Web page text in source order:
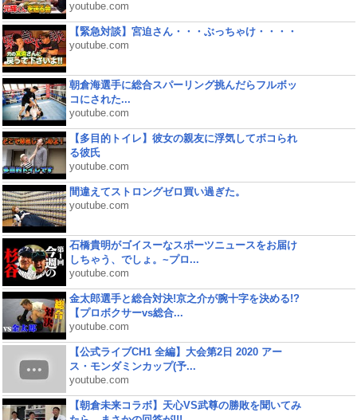
youtube.com
【緊急対談】宮迫さん・・・ぶっちゃけ・・・・
youtube.com
朝倉海選手に総合スパーリング挑んだらフルボッ
コにされた...
youtube.com
【多目的トイレ】彼女の親友に浮気してボコられ
る彼氏
youtube.com
間違えてストロングゼロ買い過ぎた。
youtube.com
石橋貴明がゴイスーなスポーツニュースをお届け
しちゃう、でしょ。~プロ...
youtube.com
金太郎選手と総合対決!京之介が腕十字を決める!?
【プロボクサーvs総合...
youtube.com
【公式ライブCH1 全編】大会第2日 2020 アー
ス・モンダミンカップ(予...
youtube.com
【朝倉未来コラボ】天心VS武尊の勝敗を聞いてみ